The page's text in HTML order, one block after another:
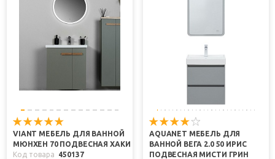
VIANT МЕБЕЛЬ ДЛЯ ВАННОЙ
МЮНХЕН 70 ПОДВЕСНАЯ ХАКИ
Код товара
450137
AQUANET МЕБЕЛЬ ДЛЯ
ВАННОЙ ВЕГА 2.0 50 ИРИС
ПОДВЕСНАЯ МИСТИ ГРИН